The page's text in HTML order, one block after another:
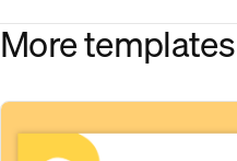
More templates